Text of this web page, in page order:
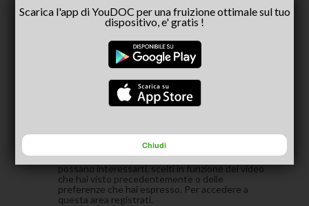
Capria
In questa area puoi vedere i video che pensiamo
possano interessarti, scelti in funzione dei video
che hai visto precedentemente o delle
preferenze che hai espresso. Per accedere a
questa area registrati.
Scarica l'app di YouDOC per una fruizione ottimale sul tuo
dispositivo, e' gratis !
Chiudi